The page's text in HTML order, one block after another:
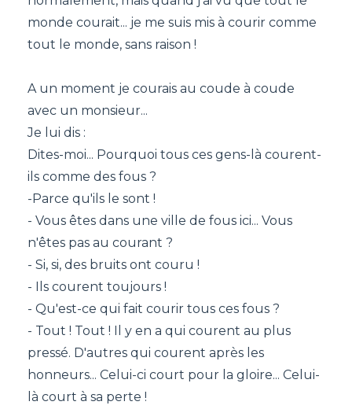
monde courait... je me suis mis à courir comme
tout le monde, sans raison !
A un moment je courais au coude à coude
avec un monsieur...
Je lui dis :
Dites-moi... Pourquoi tous ces gens-là courent-
ils comme des fous ?
-Parce qu'ils le sont !
- Vous êtes dans une ville de fous ici... Vous
n'êtes pas au courant ?
- Si, si, des bruits ont couru !
- Ils courent toujours !
- Qu'est-ce qui fait courir tous ces fous ?
- Tout ! Tout ! Il y en a qui courent au plus
pressé. D'autres qui courent après les
honneurs... Celui-ci court pour la gloire... Celui-
là court à sa perte !